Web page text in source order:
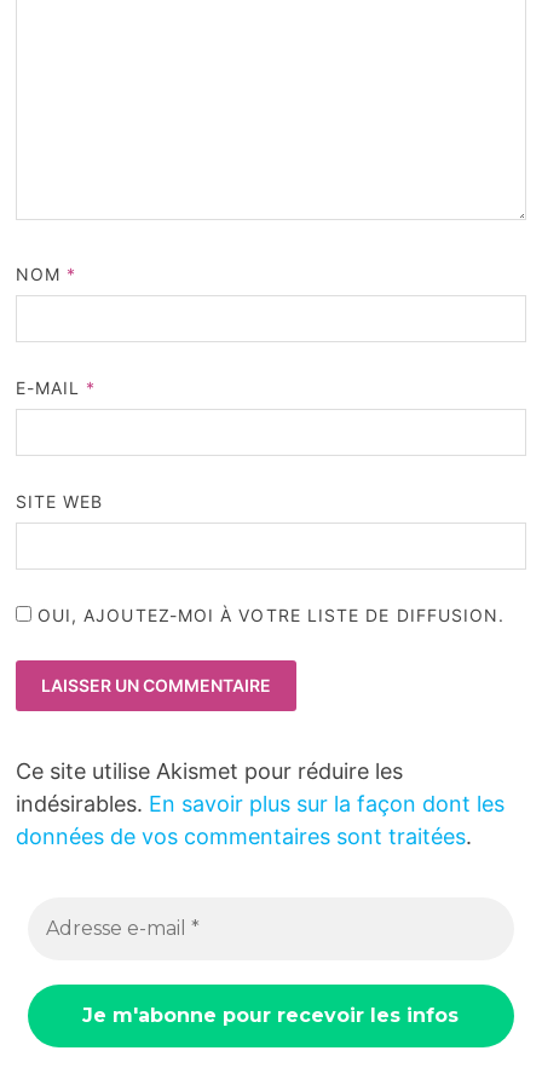
NOM *
E-MAIL *
SITE WEB
OUI, AJOUTEZ-MOI À VOTRE LISTE DE DIFFUSION.
Ce site utilise Akismet pour réduire les
indésirables. En savoir plus sur la façon dont les
données de vos commentaires sont traitées.